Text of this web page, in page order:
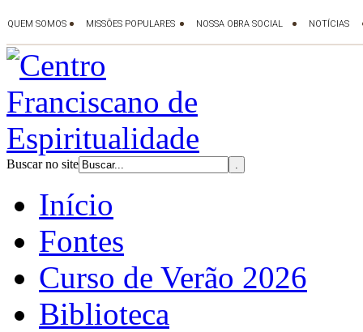
Buscar no site
Início
Fontes
Curso de Verão 2026
Biblioteca